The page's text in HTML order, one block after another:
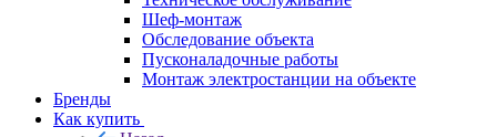
Шеф-монтаж
Обследование объекта
Пусконаладочные работы
Монтаж электростанции на объекте
Бренды
Как купить